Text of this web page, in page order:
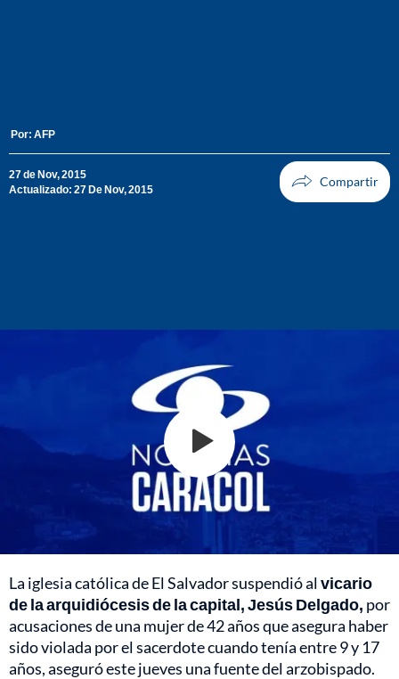
Por: AFP
27 de Nov, 2015
Actualizado: 27 De Nov, 2015
La iglesia católica de El Salvador suspendió alvicario
de la arquidiócesis de la capital, Jesús Delgado, por
acusaciones de una mujer de 42 años que asegura haber
sido violada por el sacerdote cuando tenía entre 9 y 17
años, aseguró este jueves una fuente del arzobispado.